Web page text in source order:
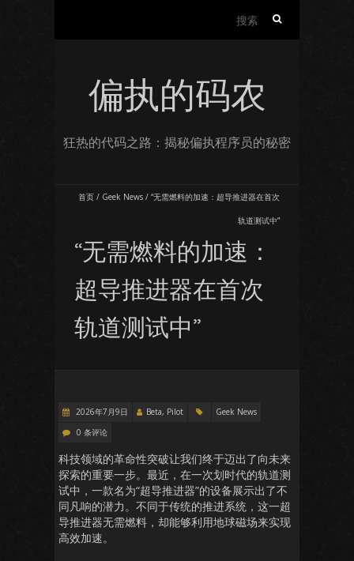
偏执的码农
狂热的代码之路：揭秘偏执程序员的秘密
首页 / Geek News / “无需燃料的加速：超导推进器在首次
轨道测试中”
“无需燃料的加速：
超导推进器在首次
轨道测试中”
2026年7月9日 Beta, Pilot
Geek News
0 条评论
科技领域的革命性突破让我们终于迈出了向未来
探索的重要一步。最近，在一次划时代的轨道测
试中，一款名为“超导推进器”的设备展示出了不
同凡响的潜力。不同于传统的推进系统，这一超
导推进器无需燃料，却能够利用地球磁场来实现
高效加速。